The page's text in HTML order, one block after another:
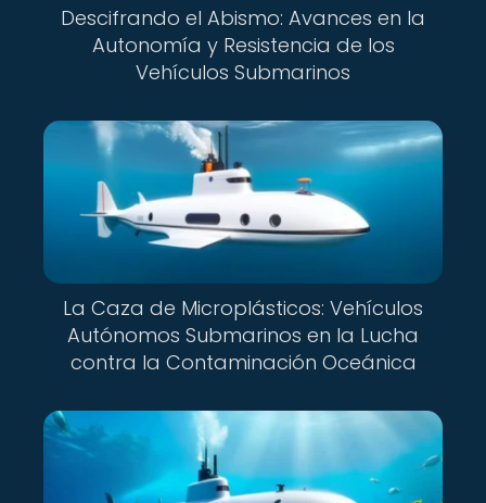
Descifrando el Abismo: Avances en la
Autonomía y Resistencia de los
Vehículos Submarinos
La Caza de Microplásticos: Vehículos
Autónomos Submarinos en la Lucha
contra la Contaminación Oceánica